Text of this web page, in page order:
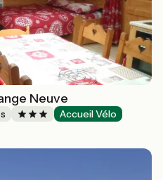
Neuve
Accueil Vélo